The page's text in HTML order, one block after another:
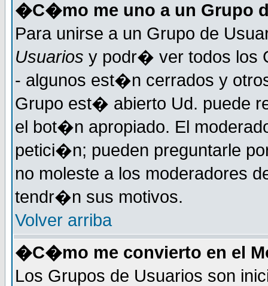
�C�mo me uno a un Grupo
Para unirse a un Grupo de
Usuarios y podr� ver todos los
- algunos est�n cerrados y
Grupo est� abierto Ud. puede
el bot�n apropiado. El
petici�n; pueden preguntarle
no moleste a los moderadores
tendr�n sus motivos.
Volver arriba
�C�mo me convierto en el
Los Grupos de Usuarios son